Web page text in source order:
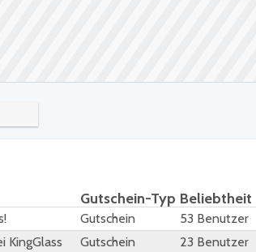
Gutschein-Typ Beliebtheit
Gutschein
53 Benutzer
KingGlass
Gutschein
23 Benutzer